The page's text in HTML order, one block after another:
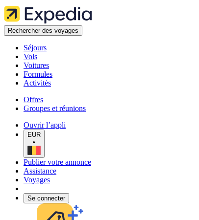
Rechercher des voyages
Séjours
Vols
Voitures
Formules
Activités
Offres
Groupes et réunions
Ouvrir l’appli
EUR
•
Publier votre annonce
Assistance
Voyages
Se connecter